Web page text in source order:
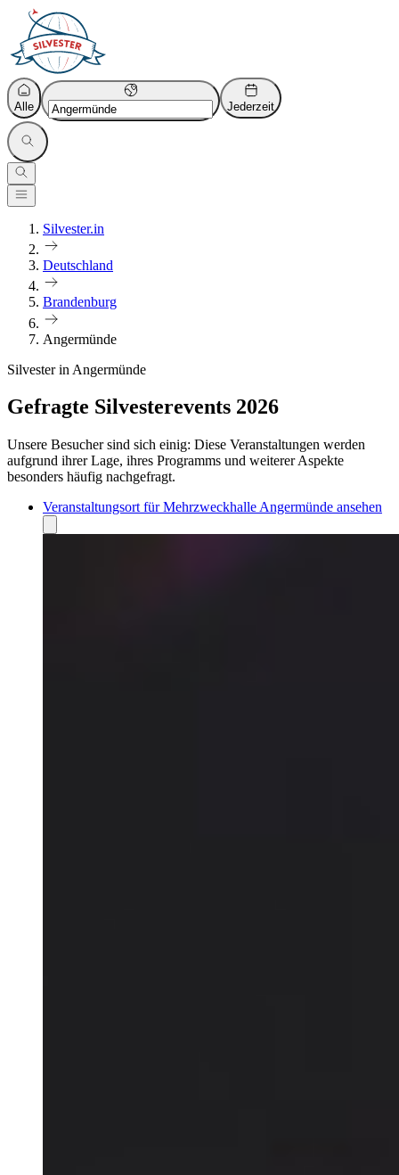
Alle Jederzeit
Silvester.in
Deutschland
Brandenburg
Angermünde
Silvester in Angermünde
Gefragte Silvesterevents 2026
Unsere Besucher sind sich einig: Diese Veranstaltungen werden
aufgrund ihrer Lage, ihres Programms und weiterer Aspekte
besonders häufig nachgefragt.
Veranstaltungsort für Mehrzweckhalle Angermünde ansehen